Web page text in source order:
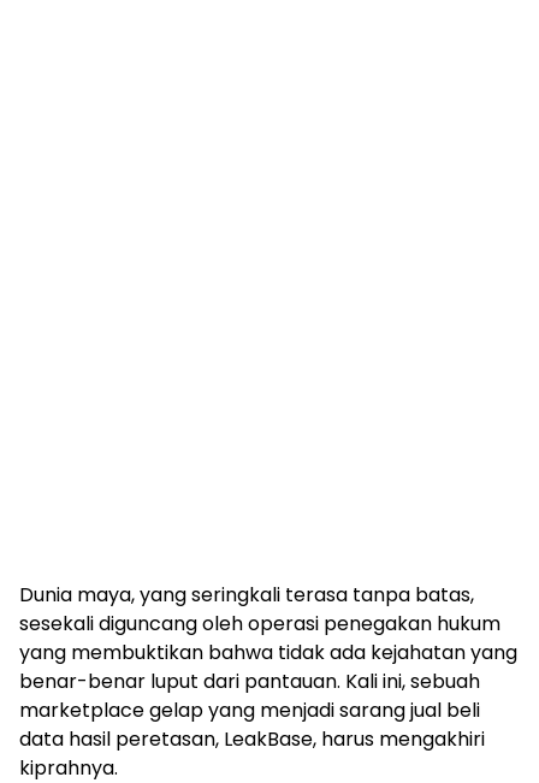
Dunia maya, yang seringkali terasa tanpa batas,
sesekali diguncang oleh operasi penegakan hukum
yang membuktikan bahwa tidak ada kejahatan yang
benar-benar luput dari pantauan. Kali ini, sebuah
marketplace gelap yang menjadi sarang jual beli
data hasil peretasan, LeakBase, harus mengakhiri
kiprahnya.